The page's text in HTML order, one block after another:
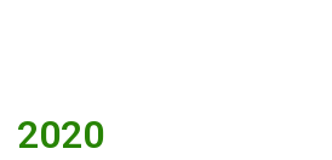
2020